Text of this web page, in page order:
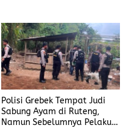
Polisi Grebek Tempat Judi
Sabung Ayam di Ruteng,
Namun Sebelumnya Pelaku